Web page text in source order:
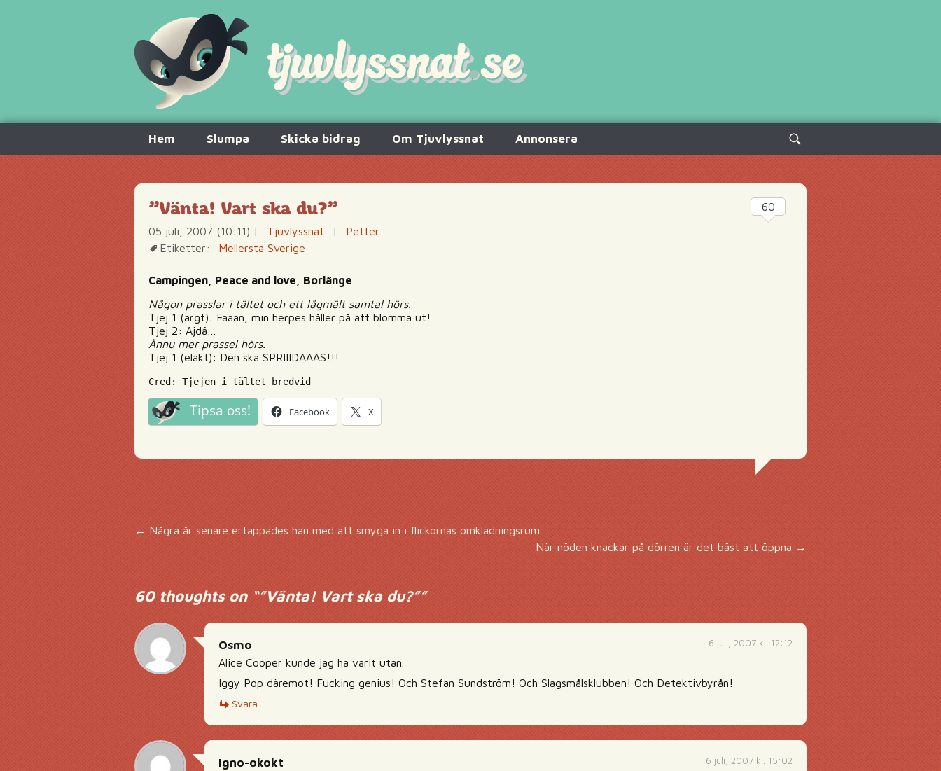
innehåll
Hem Slumpa Skicka bidrag Om Tjuvlyssnat Annonsera
Sök
efter:
”Vänta! Vart ska du?”
05 juli, 2007 (10:11) | Tjuvlyssnat |
Petter
Etiketter:
Mellersta Sverige
Campingen, Peace and love, Borlänge
Någon prasslar i tältet och ett lågmält samtal hörs.
Tjej 1 (argt): Faaan, min herpes håller på att blomma ut!
Tjej 2: Ajdå…
Ännu mer prassel hörs.
Tjej 1 (elakt): Den ska SPRIIIDAAAS!!!
Cred: Tjejen i tältet bredvid
Tipsa oss! Facebook X
60
Inläggsnavigering
←Några år senare ertappades han med att smyga in i flickornas omklädningsrum
När nöden knackar på dörren är det bäst att öppna →
60 thoughts on “”Vänta! Vart ska du?””
6 juli, 2007 kl. 12:12
Osmo
Alice Cooper kunde jag ha varit utan.
Iggy Pop däremot! Fucking genius! Och Stefan Sundström! Och Slagsmålsklubben! Och Detektivbyrån!
Svara
6 juli, 2007 kl. 15:02
Igno-okokt